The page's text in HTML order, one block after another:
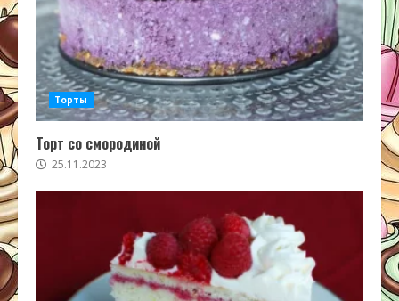
Торты
Торт со смородиной
25.11.2023